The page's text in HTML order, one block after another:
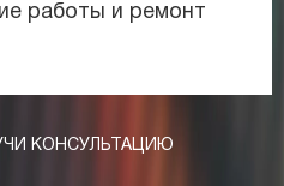
работы и ремонт
КОНСУЛЬТАЦИЮ